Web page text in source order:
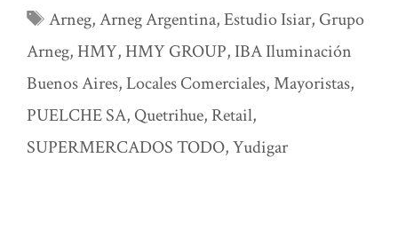
Etiquetas
Arneg,Arneg Argentina,Estudio Isiar, Grupo
Arneg, HMY, HMY GROUP, IBA Iluminación
Buenos Aires,Locales Comerciales,Mayoristas,
PUELCHE SA, Quetrihue, Retail,
SUPERMERCADOS TODO,Yudigar